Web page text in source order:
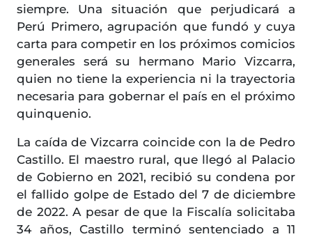
siempre. Una situación que perjudicará a
Perú Primero, agrupación que fundó y cuya
carta para competir en los próximos comicios
generales será su hermano Mario Vizcarra,
quien no tiene la experiencia ni la trayectoria
necesaria para gobernar el país en el próximo
quinquenio.
La caída de Vizcarra coincide con la de Pedro
Castillo. El maestro rural, que llegó al Palacio
de Gobierno en 2021, recibió su condena por
el fallido golpe de Estado del 7 de diciembre
de 2022. A pesar de que la Fiscalía solicitaba
34 años, Castillo terminó sentenciado a 11